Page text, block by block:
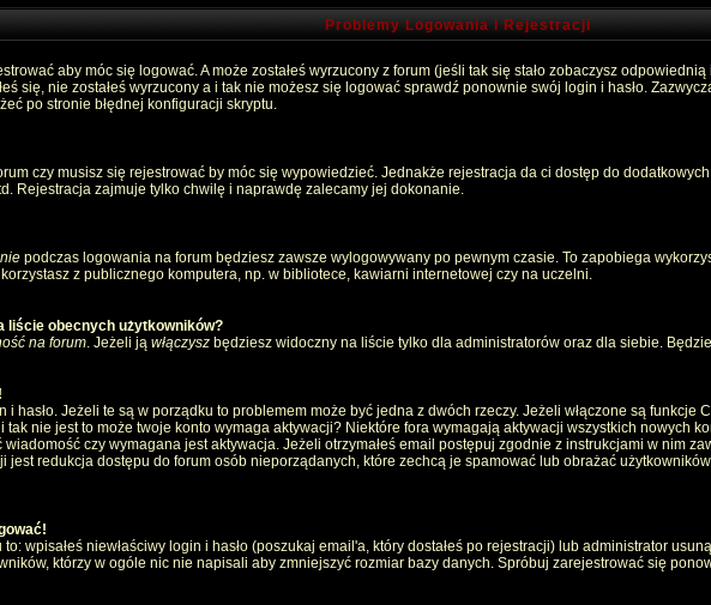
Problemy Logowania i Rejestracji
aby móc się logować. A może zostałeś wyrzucony z forum (jeśli tak się stało zobaczysz
się, nie zostałeś wyrzucony a i tak nie możesz się logować sprawdź ponownie swój login i hasło.
po stronie błędnej konfiguracji skryptu.
czy musisz się rejestrować by móc się wypowiedzieć. Jednakże rejestracja da ci dostęp do
Rejestracja zajmuje tylko chwilę i naprawdę zalecamy jej dokonanie.
podczas logowania na forum będziesz zawsze wylogowywany po pewnym czasie. To zapobiega
z publicznego komputera, np. w bibliotece, kawiarni internetowej czy na uczelni.
liście obecnych użytkowników?
na forum. Jeżeli ją włączysz będziesz widoczny na liście tylko dla administratorów oraz dla siebie.
hasło. Jeżeli te są w porządku to problemem może być jedna z dwóch rzeczy. Jeżeli włączone są funkcje
nie jest to może twoje konto wymaga aktywacji? Niektóre fora wymagają aktywacji wszystkich nowych
czy wymagana jest aktywacja. Jeżeli otrzymałeś email postępuj zgodnie z instrukcjami w nim
redukcja dostępu do forum osób nieporządanych, które zechcą je spamować lub obrażać
wpisałeś niewłaściwy login i hasło (poszukaj email'a, który dostałeś po rejestracji) lub administrator
którzy w ogóle nic nie napisali aby zmniejszyć rozmiar bazy danych. Spróbuj zarejestrować się